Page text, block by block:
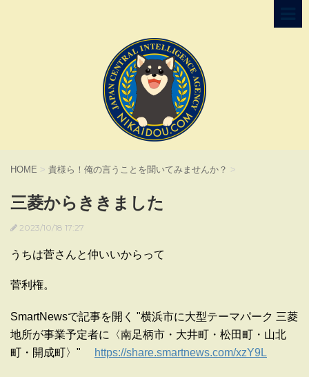
HOME > 貴様ら！俺の言うことを聞いてみませんか？ >
三菱からききました
2023/10/18 17:27
うちは菅さんと仲いいからって
菅利権。
SmartNewsで記事を開く "横浜市に大型テーマパーク 三菱
地所が事業予定者に〈南足柄市・大井町・松田町・山北
町・開成町〉"
https://share.smartnews.com/xzY9L